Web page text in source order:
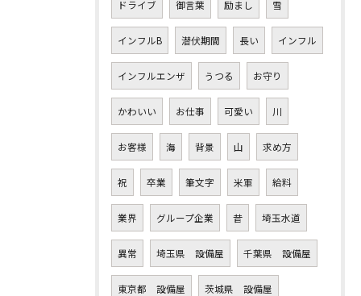
ドライブ 御言葉 励まし 雪
インフルB 潜伏期間 長い インフル
インフルエンザ うつる お守り
かわいい お仕事 可愛い 川
お客様 海 背景 山 求め方
祝 卒業 筆文字 米軍 給料
業界 グループ企業 昔 埼玉水道
異常 埼玉県 設備屋 千葉県 設備屋
東京都 設備屋 茨城県 設備屋